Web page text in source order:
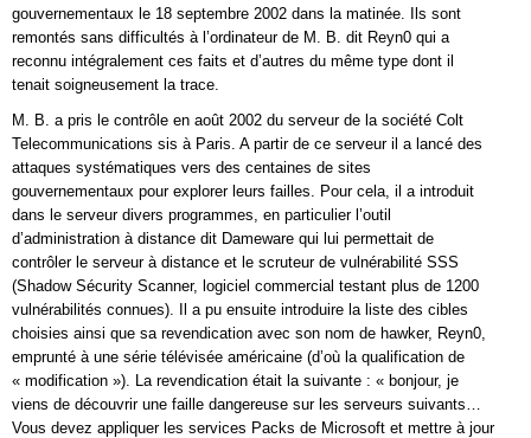
gouvernementaux le 18 septembre 2002 dans la matinée. Ils sont
remontés sans difficultés à l’ordinateur de M. B. dit Reyn0 qui a
reconnu intégralement ces faits et d’autres du même type dont il
tenait soigneusement la trace.
M. B. a pris le contrôle en août 2002 du serveur de la société Colt
Telecommunications sis à Paris. A partir de ce serveur il a lancé des
attaques systématiques vers des centaines de sites
gouvernementaux pour explorer leurs failles. Pour cela, il a introduit
dans le serveur divers programmes, en particulier l’outil
d’administration à distance dit Dameware qui lui permettait de
contrôler le serveur à distance et le scruteur de vulnérabilité SSS
(Shadow Sécurity Scanner, logiciel commercial testant plus de 1200
vulnérabilités connues). Il a pu ensuite introduire la liste des cibles
choisies ainsi que sa revendication avec son nom de hawker, Reyn0,
emprunté à une série télévisée américaine (d’où la qualification de
« modification »). La revendication était la suivante : « bonjour, je
viens de découvrir une faille dangereuse sur les serveurs suivants…
Vous devez appliquer les services Packs de Microsoft et mettre à jour